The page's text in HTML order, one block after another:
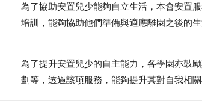
全文檢索
為了協助安置兒少能夠自立生活，本會安置
培訓，能夠協助他們準備與適應離園之後的生
為了提升安置兒少的自主能力，各學園亦鼓
劃等，透過該項服務，能夠提升其對自我相關